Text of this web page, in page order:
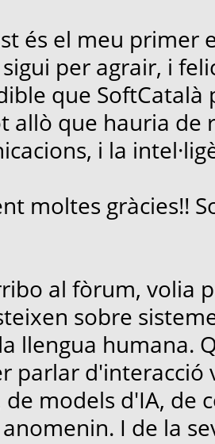
és el meu primer
per agrair, i
que SoftCatalà
allò que hauria de
i la
moltes gràcies!!
al fòrum, volia
sobre
llengua humana.
parlar d'interacció
models d'IA, de
I de la